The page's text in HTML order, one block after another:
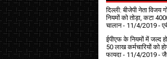
दिल्ली: बीजेपी नेता
नियमों को तोड़ा, कटा
चालान- 11/4/2019 -
ईपीएफ के नियमों में जल्द
50 लाख कर्मचारियों को
फायदा - 11/4/2019 -